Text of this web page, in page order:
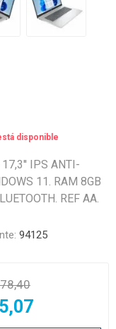
disponible
IPS ANTI-
11. RAM 8GB
REF AA.
94125